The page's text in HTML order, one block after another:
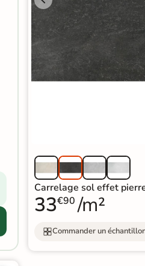
Carrelage sol effet
33€90 /m²
Commander un